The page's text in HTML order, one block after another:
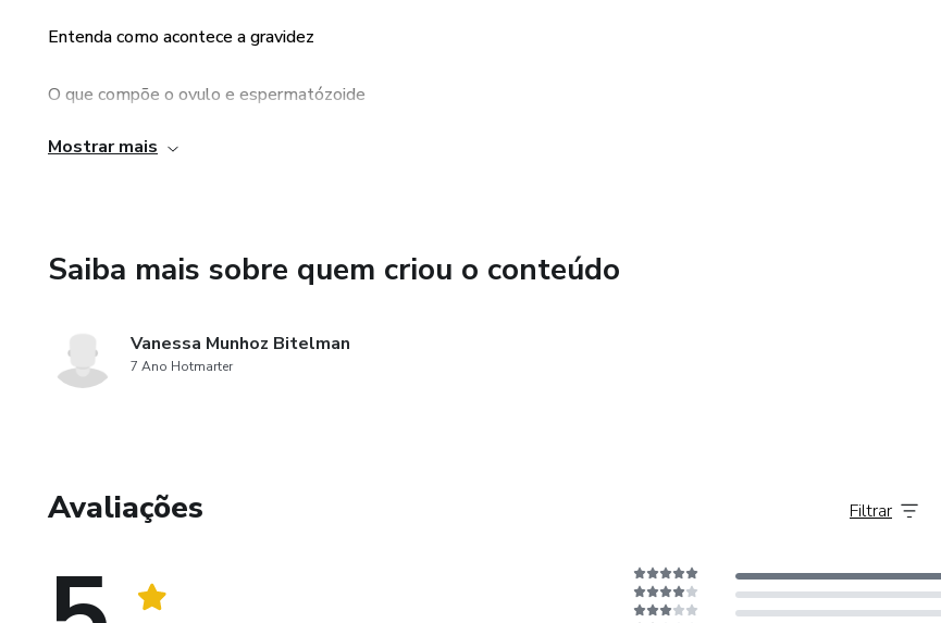
Entenda como acontece a gravidez
O que compõe o ovulo e espermatózoide
Dúvidas sobre tocofobia, anticoncepção e saúde
Mostrar mais
Saiba mais sobre quem criou o conteúdo
Vanessa Munhoz Bitelman
7 Ano Hotmarter
Avaliações Filtrar